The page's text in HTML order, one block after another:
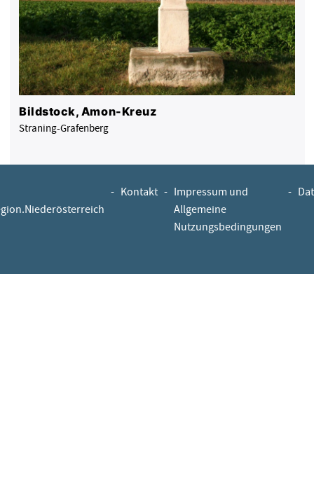
Bildstock, Amon-Kreuz
Straning-Grafenberg
- Kontakt - Impressum und
Allgemeine
Nutzungsbedingungen
-